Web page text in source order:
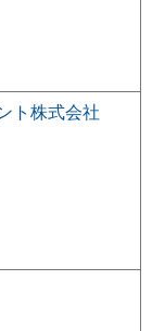
ト株式会社